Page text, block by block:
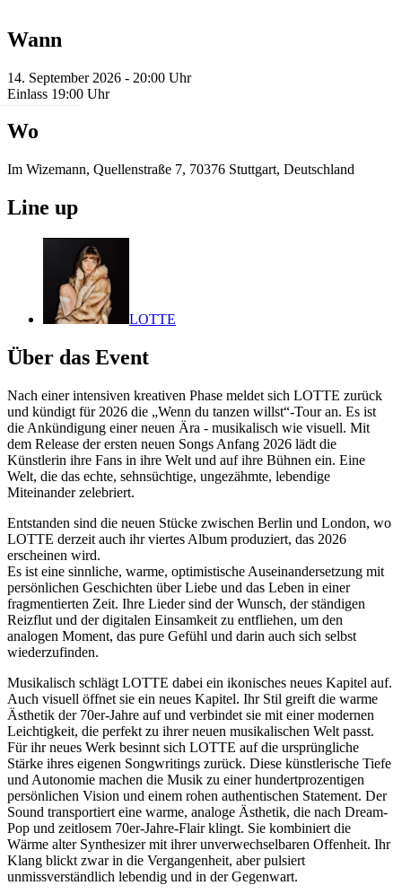
Wann
14. September 2026 - 20:00 Uhr
Einlass 19:00 Uhr
Wo
Im Wizemann, Quellenstraße 7, 70376 Stuttgart, Deutschland
Line up
LOTTE
Über das Event
Nach einer intensiven kreativen Phase meldet sich LOTTE zurück
und kündigt für 2026 die „Wenn du tanzen willst“-Tour an. Es ist
die Ankündigung einer neuen Ära - musikalisch wie visuell. Mit
dem Release der ersten neuen Songs Anfang 2026 lädt die
Künstlerin ihre Fans in ihre Welt und auf ihre Bühnen ein. Eine
Welt, die das echte, sehnsüchtige, ungezähmte, lebendige
Miteinander zelebriert.
Entstanden sind die neuen Stücke zwischen Berlin und London, wo
LOTTE derzeit auch ihr viertes Album produziert, das 2026
erscheinen wird.
Es ist eine sinnliche, warme, optimistische Auseinandersetzung mit
persönlichen Geschichten über Liebe und das Leben in einer
fragmentierten Zeit. Ihre Lieder sind der Wunsch, der ständigen
Reizflut und der digitalen Einsamkeit zu entfliehen, um den
analogen Moment, das pure Gefühl und darin auch sich selbst
wiederzufinden.
Musikalisch schlägt LOTTE dabei ein ikonisches neues Kapitel auf.
Auch visuell öffnet sie ein neues Kapitel. Ihr Stil greift die warme
Ästhetik der 70er-Jahre auf und verbindet sie mit einer modernen
Leichtigkeit, die perfekt zu ihrer neuen musikalischen Welt passt.
Für ihr neues Werk besinnt sich LOTTE auf die ursprüngliche
Stärke ihres eigenen Songwritings zurück. Diese künstlerische Tiefe
und Autonomie machen die Musik zu einer hundertprozentigen
persönlichen Vision und einem rohen authentischen Statement. Der
Sound transportiert eine warme, analoge Ästhetik, die nach Dream-
Pop und zeitlosem 70er-Jahre-Flair klingt. Sie kombiniert die
Wärme alter Synthesizer mit ihrer unverwechselbaren Offenheit. Ihr
Klang blickt zwar in die Vergangenheit, aber pulsiert
unmissverständlich lebendig und in der Gegenwart.